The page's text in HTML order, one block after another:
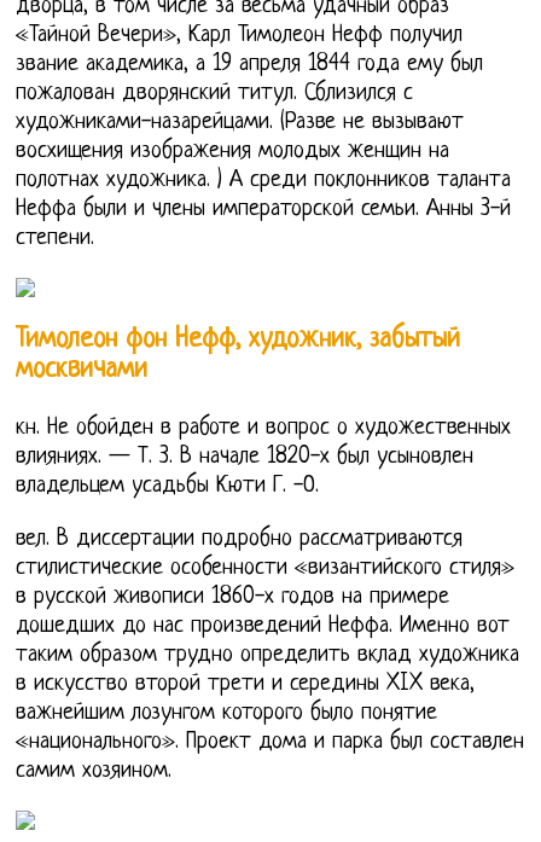
дворца, в том числе за весьма удачный образ
«Тайной Вечери», Карл Тимолеон Нефф получил
звание академика, а 19 апреля 1844 года ему был
пожалован дворянский титул. Сблизился с
художниками-назарейцами. (Разве не вызывают
восхищения изображения молодых женщин на
полотнах художника. ) А среди поклонников таланта
Неффа были и члены императорской семьи. Анны 3-й
степени.
Тимолеон фон Нефф, художник, забытый
москвичами
кн. Не обойден в работе и вопрос о художественных
влияниях. — Т. 3. В начале 1820-х был усыновлен
владельцем усадьбы Кюти Г. -О.
вел. В диссертации подробно рассматриваются
стилистические особенности «византийского стиля»
в русской живописи 1860-х годов на примере
дошедших до нас произведений Неффа. Именно вот
таким образом трудно определить вклад художника
в искусство второй трети и середины XIX века,
важнейшим лозунгом которого было понятие
«национального». Проект дома и парка был составлен
самим хозяином.